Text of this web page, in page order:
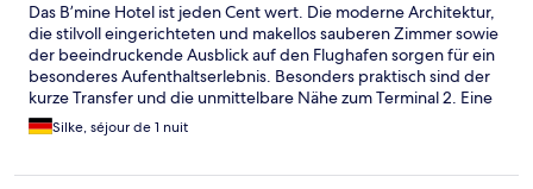
Das B’mine Hotel ist jeden Cent wert. Die moderne Architektur,
die stilvoll eingerichteten und makellos sauberen Zimmer sowie
der beeindruckende Ausblick auf den Flughafen sorgen für ein
besonderes Aufenthaltserlebnis. Besonders praktisch sind der
kurze Transfer und die unmittelbare Nähe zum Terminal 2. Eine
klare Empfehlung für alle, die Komfort, Design und eine
perfekte Flughafenanbindung schätzen.
Silke, séjour de 1 nuit